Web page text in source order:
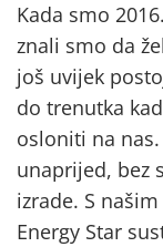
Kada smo
znali smo da
još uvijek
do trenutka
osloniti na
unaprijed, bez
izrade. S
Energy Star